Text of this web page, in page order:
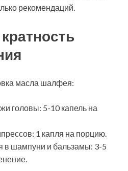
рекомендаций.
масла шалфея:
головы: 5-10 капель на
1 капля на порцию.
в шампуни и бальзамы: 3-5